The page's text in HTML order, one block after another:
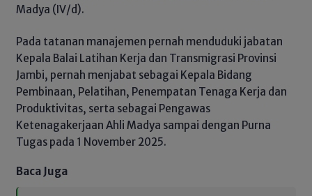
Madya (IV/d).
Pada tatanan manajemen pernah menduduki jabatan
Kepala Balai Latihan Kerja dan Transmigrasi Provinsi
Jambi, pernah menjabat sebagai Kepala Bidang
Pembinaan, Pelatihan, Penempatan Tenaga Kerja dan
Produktivitas, serta sebagai Pengawas
Ketenagakerjaan Ahli Madya sampai dengan Purna
Tugas pada 1 November 2025.
Baca Juga